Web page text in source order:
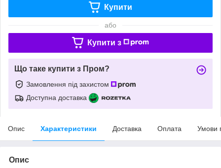
Купити
або
Купити з
Що таке купити з Пром?
Замовлення під захистом
Доступна доставка
Опис Характеристики Доставка Оплата Умови
Опис